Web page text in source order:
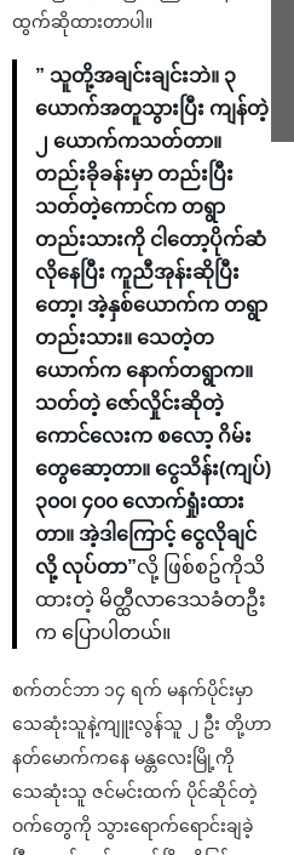
ထွက်ဆိုထားတာပါ။
” သူတို့အချင်းချင်းဘဲ။ ၃
ယောက်အတူသွားပြီး ကျန်တဲ့
၂ ယောက်ကသတ်တာ။
တည်းခိုခန်းမှာ တည်းပြီး
သတ်တဲ့ကောင်က တရွာ
တည်းသားကို ငါတော့ပိုက်ဆံ
လိုနေပြီး ကူညီအုန်းဆိုပြီး
တော့၊ အဲ့နှစ်ယောက်က တရွာ
တည်းသား။ သေတဲ့တ
ယောက်က နောက်တရွာက။
သတ်တဲ့ ဇော်လှိုင်းဆိုတဲ့
ကောင်လေးက စလော့ ဂိမ်း
တွေဆော့တာ။ ငွေသိန်း(ကျပ်)
၃၀၀၊ ၄၀၀ လောက်ရှုံးထား
တာ။ အဲ့ဒါကြောင့် ငွေလိုချင်
လို့ လုပ်တာ”လို့ ဖြစ်စဥ်ကိုသိ
ထားတဲ့ မိတ္ထီလာဒေသခံတဦး
က ပြောပါတယ်။
စက်တင်ဘာ ၁၄ ရက် မနက်ပိုင်းမှာ
သေဆုံးသူနဲ့ကျူးလွန်သူ ၂ ဦး တို့ဟာ
နတ်မောက်ကနေ မန္တလေးမြို့ကို
သေဆုံးသူ ဇင်မင်းထက် ပိုင်ဆိုင်တဲ့
ဝက်တွေကို သွားရောက်ရောင်းချခဲ့